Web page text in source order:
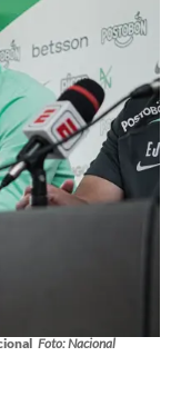
Foto: Nacional